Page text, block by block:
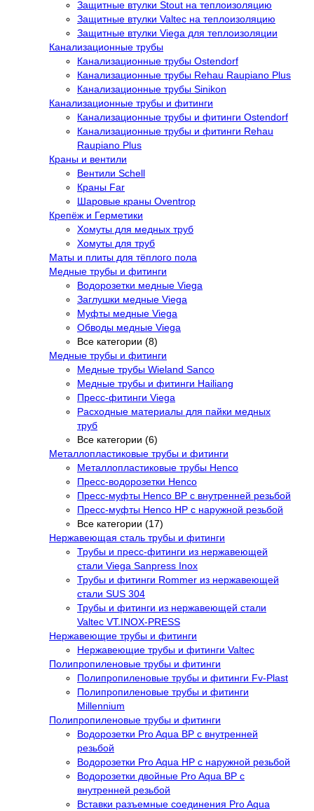
Защитные втулки Stout на теплоизоляцию
Защитные втулки Valtec на теплоизоляцию
Защитные втулки Viega для теплоизоляции
Канализационные трубы
Канализационные трубы Ostendorf
Канализационные трубы Rehau Raupiano Plus
Канализационные трубы Sinikon
Канализационные трубы и фитинги
Канализационные трубы и фитинги Ostendorf
Канализационные трубы и фитинги Rehau
Raupiano Plus
Краны и вентили
Вентили Schell
Краны Far
Шаровые краны Oventrop
Крепёж и Герметики
Хомуты для медных труб
Хомуты для труб
Маты и плиты для тёплого пола
Медные трубы и фитинги
Водорозетки медные Viega
Заглушки медные Viega
Муфты медные Viega
Обводы медные Viega
Все категории (8)
Медные трубы и фитинги
Медные трубы Wieland Sanco
Медные трубы и фитинги Hailiang
Пресс-фитинги Viega
Расходные материалы для пайки медных
труб
Все категории (6)
Металлопластиковые трубы и фитинги
Металлопластиковые трубы Henco
Пресс-водорозетки Henco
Пресс-муфты Henco ВР с внутренней резьбой
Пресс-муфты Henco НР с наружной резьбой
Все категории (17)
Нержавеющая сталь трубы и фитинги
Трубы и пресс-фитинги из нержавеющей
стали Viega Sanpress Inox
Трубы и фитинги Rommer из нержавеющей
стали SUS 304
Трубы и фитинги из нержавеющей стали
Valtec VT.INOX-PRESS
Нержавеющие трубы и фитинги
Нержавеющие трубы и фитинги Valtec
Полипропиленовые трубы и фитинги
Полипропиленовые трубы и фитинги Fv-Plast
Полипропиленовые трубы и фитинги
Millennium
Полипропиленовые трубы и фитинги
Водорозетки Pro Aqua ВР с внутренней
резьбой
Водорозетки Pro Aqua НР с наружной резьбой
Водорозетки двойные Pro Aqua ВР с
внутренней резьбой
Вставки разъемные соединения Pro Aqua